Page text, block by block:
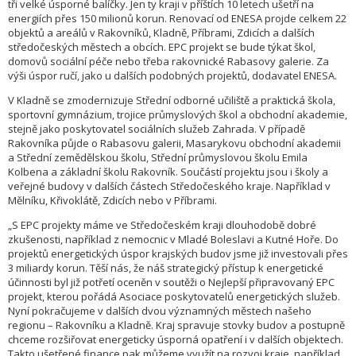
tři velké úsporné balíčky. Jen ty kraji v příštích 10 letech ušetří na
energiích přes 150 milionů korun. Renovací od ENESA projde celkem 22
objektů a areálů v Rakovníků, Kladně, Příbrami, Zdicích a dalších
středočeských městech a obcích. EPC projekt se bude týkat škol,
domovů sociální péče nebo třeba rakovnické Rabasovy galerie. Za
výši úspor ručí, jako u dalších podobných projektů, dodavatel ENESA.
V Kladně se zmodernizuje Střední odborné učiliště a praktická škola,
sportovní gymnázium, trojice průmyslových škol a obchodní akademie,
stejně jako poskytovatel sociálních služeb Zahrada. V případě
Rakovníka půjde o Rabasovu galerii, Masarykovu obchodní akademii
a Střední zemědělskou školu, Střední průmyslovou školu Emila
Kolbena a základní školu Rakovník. Součástí projektu jsou i školy a
veřejné budovy v dalších částech Středočeského kraje. Například v
Mělníku, Křivoklátě, Zdicích nebo v Příbrami.
„S EPC projekty máme ve Středočeském kraji dlouhodobě dobré
zkušenosti, například z nemocnic v Mladé Boleslavi a Kutné Hoře. Do
projektů energetických úspor krajských budov jsme již investovali přes
3 miliardy korun. Těší nás, že náš strategický přístup k energetické
účinnosti byl již potřetí oceněn v soutěži o Nejlepší připravovaný EPC
projekt, kterou pořádá Asociace poskytovatelů energetických služeb.
Nyní pokračujeme v dalších dvou významných městech našeho
regionu – Rakovníku a Kladně. Kraj spravuje stovky budov a postupně
chceme rozšiřovat energeticky úsporná opatření i v dalších objektech.